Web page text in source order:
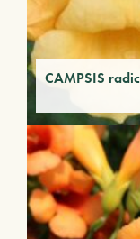
CAMPSIS